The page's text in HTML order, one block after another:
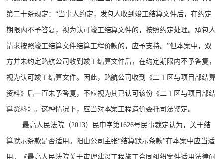
第二十条规定：“当事人约定，发包人收到竣工结算文件后，在约定
期限内不予答复，视为认可竣工结算文件的，按照约定处理。承包人
请求按照竣工结算文件结算工程价款的，应予支持。”但本案中，双
方并未约定路航公司收到竣工结算文件后，在约定期限内不予答复，
视为认可竣工结算文件。因此，路航公司收到《二工区与项目部结算
资料》后一直未予答复，不应视为其已认可该份《二工区与项目部结
算资料》。这种情况下，应当对本案工程造价委托司法鉴定。
最高人民法院（2013）民申字第1626号民事裁定认为，关于结
算默示条款是否适用。阳山公司主张“结算默示条款”在本案中应当适
用。《最高人民法院关于审理建设工程施工合同纠纷案件适用法律问